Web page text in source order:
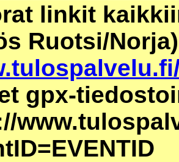
linkit
Ruotsi/Norja)
gpx-